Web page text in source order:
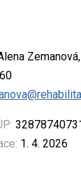
1. 4. 2026